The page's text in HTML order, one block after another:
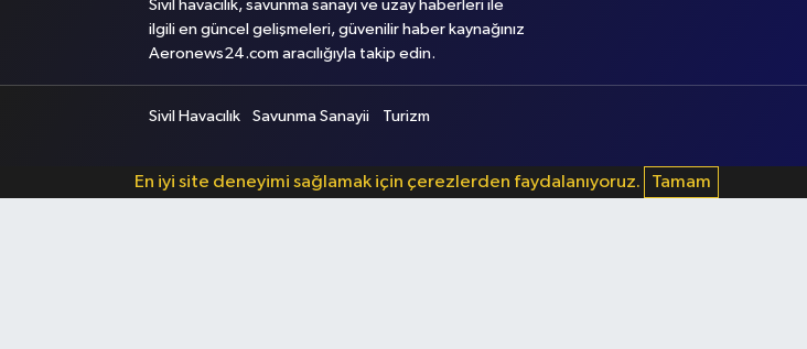
Sivil havacılık, savunma sanayi ve uzay haberleri ile
ilgili en güncel gelişmeleri, güvenilir haber kaynağınız
Aeronews24.com aracılığıyla takip edin.
Sivil Havacılık Savunma Sanayii Turizm
En iyi site deneyimi sağlamak için çerezlerden faydalanıyoruz. Tamam